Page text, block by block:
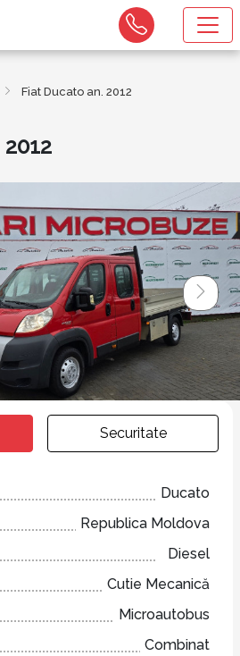
Fiat Ducato an. 2012
Securitate
Ducato
Republica Moldova
Diesel
Cutie Mecanică
Microautobus
Combinat